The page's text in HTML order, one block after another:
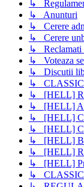
↳
↳ Anunturi
↳ Cerere
↳ Cerere
↳ Reclamati
↳ Voteaza
↳ Discutii
↳
↳ [HELL]
↳ [HELL]
↳ [HELL]
↳ [HELL]
↳ [HELL]
↳ [HELL]
↳ [HELL]
↳